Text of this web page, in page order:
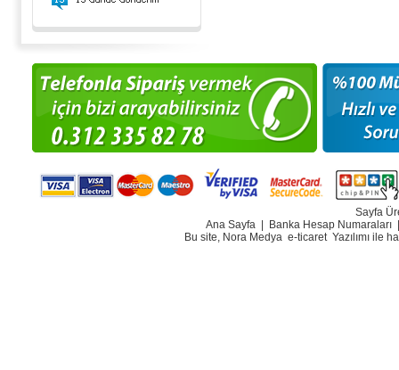
Sayfa
Ana Sayfa
Banka Hesap Numaraları
Bu site, Nora Medya e-ticaret Yazılımı ile